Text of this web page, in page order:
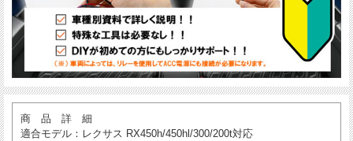
商 品 詳 細
適合モデル ：レクサス RX450h/450hl/300/200t対応